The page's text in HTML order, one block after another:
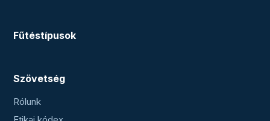
Fűtéstípusok
Szövetség
Rólunk